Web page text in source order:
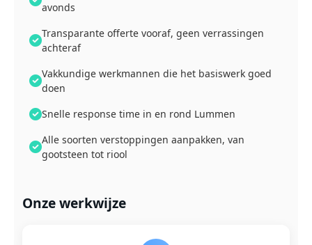
avonds
Transparante offerte vooraf, geen verrassingen
achteraf
Vakkundige werkmannen die het basiswerk goed
doen
Snelle response time in en rond Lummen
Alle soorten verstoppingen aanpakken, van
gootsteen tot riool
Onze werkwijze